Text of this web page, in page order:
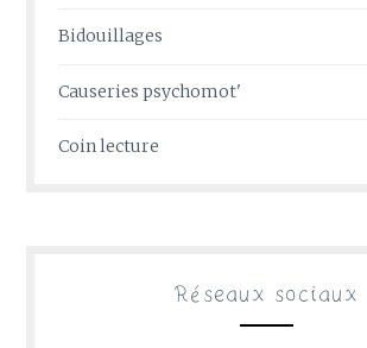
Bidouillages
Causeries psychomot'
Coin lecture
Réseaux sociaux